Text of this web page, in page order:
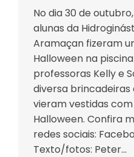
No dia 30 de
alunas da
Aramaçan fizeram
Halloween na
professoras Kelly e
diversa brincadeiras
vieram vestidas
Halloween. Confira
redes sociais:
Texto/fotos: Peter…